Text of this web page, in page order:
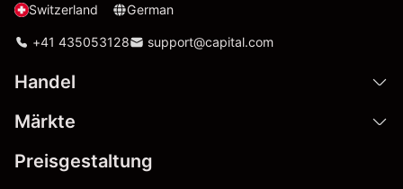
Switzerland German
+41 435053128 support@capital.com
Handel
Märkte
Preisgestaltung